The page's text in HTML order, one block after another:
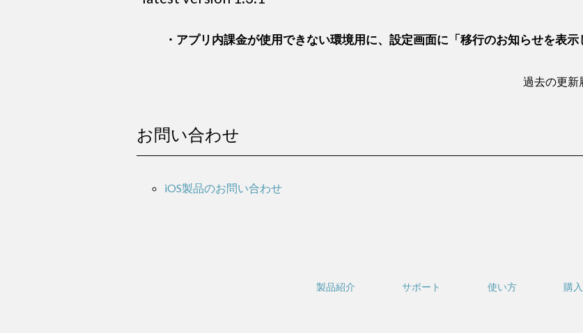
・アプリ内課金が使用できない環境用に、設定画面に「移行のお知らせを表示
過去の更新
お問い合わせ
iOS製品のお問い合わせ
製品紹介 サポート 使い方 購入